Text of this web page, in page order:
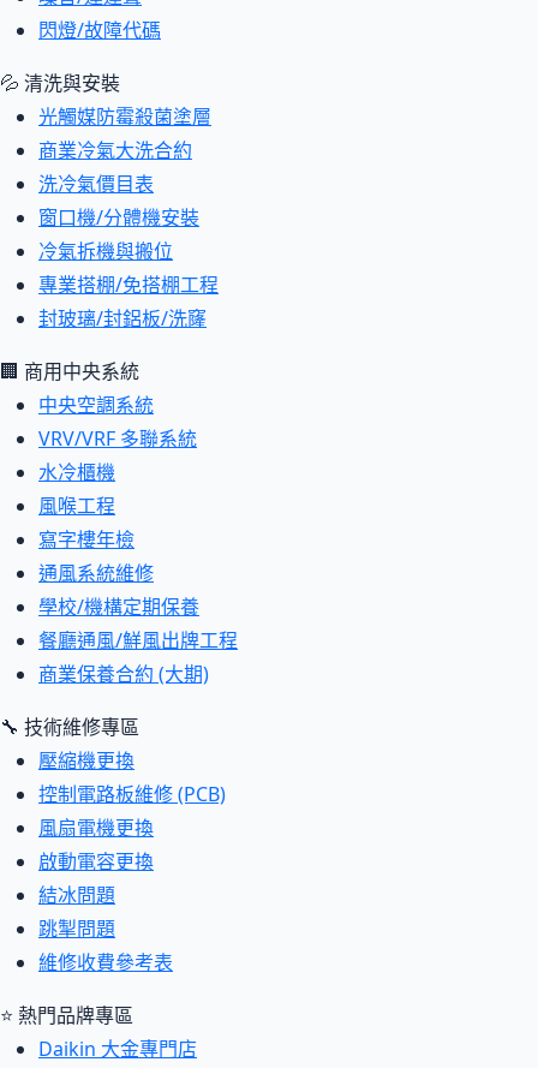
閃燈/故障代碼
💦 清洗與安裝
光觸媒防霉殺菌塗層
商業冷氣大洗合約
洗冷氣價目表
窗口機/分體機安裝
冷氣拆機與搬位
專業搭棚/免搭棚工程
封玻璃/封鋁板/洗窿
🏢 商用中央系統
中央空調系統
VRV/VRF 多聯系統
水冷櫃機
風喉工程
寫字樓年檢
通風系統維修
學校/機構定期保養
餐廳通風/鮮風出牌工程
商業保養合約 (大期)
🔧 技術維修專區
壓縮機更換
控制電路板維修 (PCB)
風扇電機更換
啟動電容更換
結冰問題
跳掣問題
維修收費參考表
⭐ 熱門品牌專區
Daikin 大金專門店